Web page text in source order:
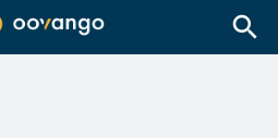
search